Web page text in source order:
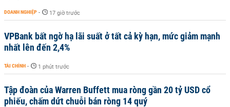
DOANH NGHIỆP - 17 giờ trước
VPBank bất ngờ hạ lãi suất ở tất cả kỳ hạn, mức giảm mạnh
nhất lên đến 2,4%
TÀI CHÍNH - 1 phút trước
Tập đoàn của Warren Buffett mua ròng gần 20 tỷ USD cổ
phiếu, chấm dứt chuỗi bán ròng 14 quý